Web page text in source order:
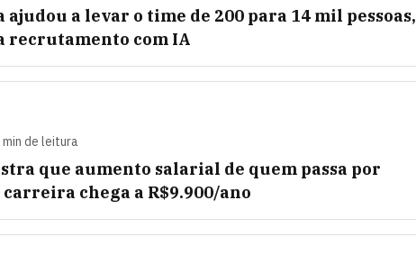
ajudou a levar o time de 200 para 14 mil pessoas,
recrutamento com IA
min de leitura
que aumento salarial de quem passa por
chega a R$9.900/ano